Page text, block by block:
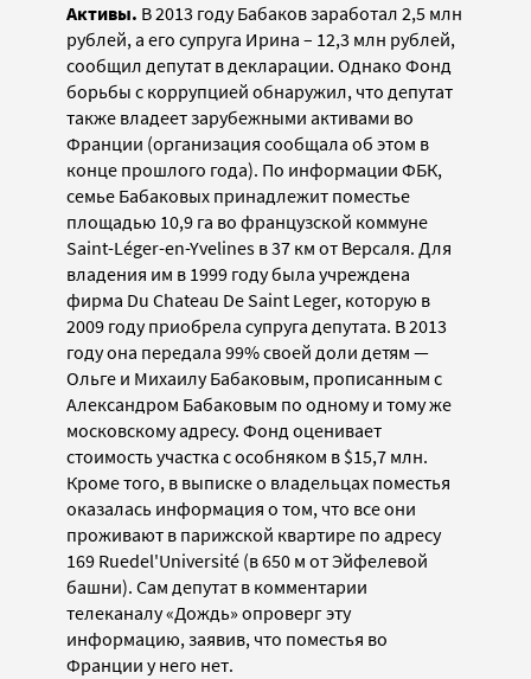
Активы. В 2013 году Бабаков заработал 2,5 млн
рублей, а его супруга Ирина – 12,3 млн рублей,
сообщил депутат в декларации. Однако Фонд
борьбы с коррупцией обнаружил, что депутат
также владеет зарубежными активами во
Франции (организация сообщала об этом в
конце прошлого года). По информации ФБК,
семье Бабаковых принадлежит поместье
площадью 10,9 га во французской коммуне
Saint-Léger-en-Yvelines в 37 км от Версаля. Для
владения им в 1999 году была учреждена
фирма Du Chateau De Saint Leger, которую в
2009 году приобрела супруга депутата. В 2013
году она передала 99% своей доли детям —
Ольге и Михаилу Бабаковым, прописанным с
Александром Бабаковым по одному и тому же
московскому адресу. Фонд оценивает
стоимость участка с особняком в $15,7 млн.
Кроме того, в выписке о владельцах поместья
оказалась информация о том, что все они
проживают в парижской квартире по адресу
169 Ruedel'Université (в 650 м от Эйфелевой
башни). Сам депутат в комментарии
телеканалу «Дождь» опроверг эту
информацию, заявив, что поместья во
Франции у него нет.